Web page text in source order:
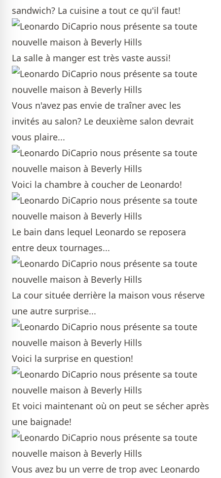
sandwich? La cuisine a tout ce qu'il faut!
La salle à manger est très vaste aussi!
Vous n'avez pas envie de traîner avec les
invités au salon? Le deuxième salon devrait
vous plaire...
Voici la chambre à coucher de Leonardo!
Le bain dans lequel Leonardo se reposera
entre deux tournages...
La cour située derrière la maison vous réserve
une autre surprise...
Voici la surprise en question!
Et voici maintenant où on peut se sécher après
une baignade!
Vous avez bu un verre de trop avec Leonardo